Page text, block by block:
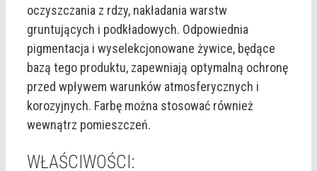
oczyszczania z rdzy, nakładania warstw
gruntujących i podkładowych. Odpowiednia
pigmentacja i wyselekcjonowane żywice, będące
bazą tego produktu, zapewniają optymalną ochronę
przed wpływem warunków atmosferycznych i
korozyjnych. Farbę można stosować również
wewnątrz pomieszczeń.
WŁAŚCIWOŚCI: